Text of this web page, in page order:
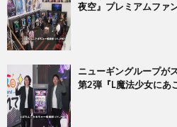
夜空』プレミアムファ
ニューギングループが
第2弾『L魔法少女にあ